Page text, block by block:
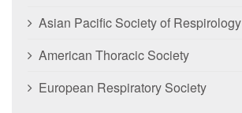
Asian Pacific Society of Respirology
American Thoracic Society
European Respiratory Society